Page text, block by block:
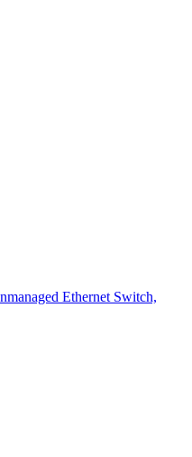
Ethernet Switch,